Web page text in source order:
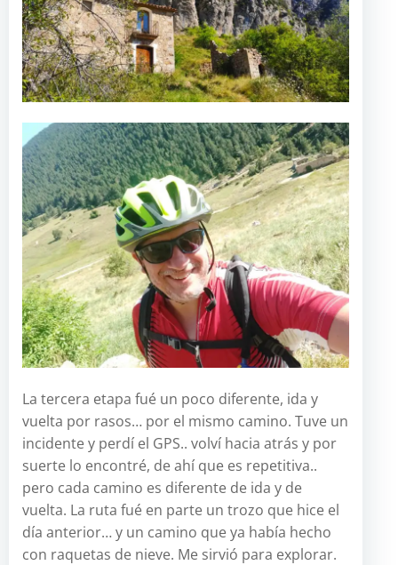
La tercera etapa fué un poco diferente, ida y
vuelta por rasos… por el mismo camino. Tuve un
incidente y perdí el GPS.. volví hacia atrás y por
suerte lo encontré, de ahí que es repetitiva..
pero cada camino es diferente de ida y de
vuelta. La ruta fué en parte un trozo que hice el
día anterior… y un camino que ya había hecho
con raquetas de nieve. Me sirvió para explorar.